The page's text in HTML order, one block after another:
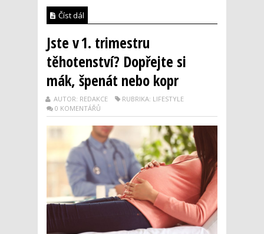
Číst dál
Jste v 1. trimestru
těhotenství? Dopřejte si
mák, špenát nebo kopr
AUTOR: REDAKCE
RUBRIKA: LIFESTYLE
0 KOMENTÁŘŮ